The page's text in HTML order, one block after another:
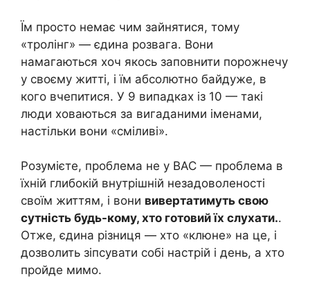
Їм просто немає чим зайнятися, тому
«тролінг» — єдина розвага. Вони
намагаються хоч якось заповнити порожнечу
у своєму житті, і їм абсолютно байдуже, в
кого вчепитися. У 9 випадках із 10 — такі
люди ховаються за вигаданими іменами,
настільки вони «сміливі».
Розумієте, проблема не у ВАС — проблема в
їхній глибокій внутрішній незадоволеності
своїм життям, і вони вивертатимуть свою
сутність будь-кому, хто готовий їх слухати..
Отже, єдина різниця — хто «клюне» на це, і
дозволить зіпсувати собі настрій і день, а хто
пройде мимо.